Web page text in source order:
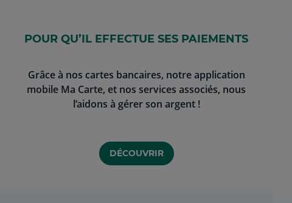
POUR QU’IL EFFECTUE SES PAIEMENTS
Grâce à nos cartes bancaires, notre application
mobile Ma Carte, et nos services associés, nous
l’aidons à gérer son argent !
DÉCOUVRIR